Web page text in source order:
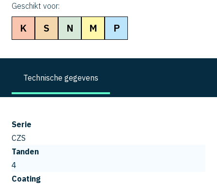
Geschikt voor:
K S N M P
Technische gegevens
Serie
CZS
Tanden
4
Coating